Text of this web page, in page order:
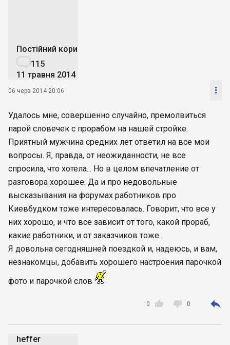
Постійний користувач
115
11 травня 2014
06 черв 2014 20:06 
Удалось мне, совершенно случайно, премолвиться
парой словечек с прорабом на нашей стройке.
Приятный мужчина средних лет ответил на все мои
вопросы. Я, правда, от неожиданности, не все
спросила, что хотела... Но в целом впечатление от
разговора хорошее. Да и про недовольные
высказывания на форумах работников про
Киевбудком тоже интересовалась. Говорит, что все у
них хорошо, и что все зависит от того, какой прораб,
какие работники, и от заказчиков тоже...
Я довольна сегодняшней поездкой и, надеюсь, и вам,
незнакомцы, добавить хорошего настроения парочкой
фото и парочкой слов

0  0 
heffer